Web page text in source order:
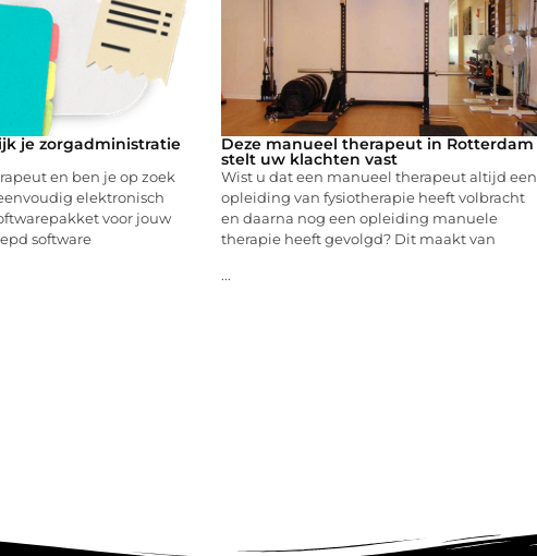
je zorgadministratie
en ben je op zoek
elektronisch
voor jouw
software
Deze manueel therapeut in Rotterdam
stelt uw klachten vast
Wist u dat een manueel therapeut altijd een
opleiding van fysiotherapie heeft volbracht
en daarna nog een opleiding manuele
therapie heeft gevolgd? Dit maakt van
...